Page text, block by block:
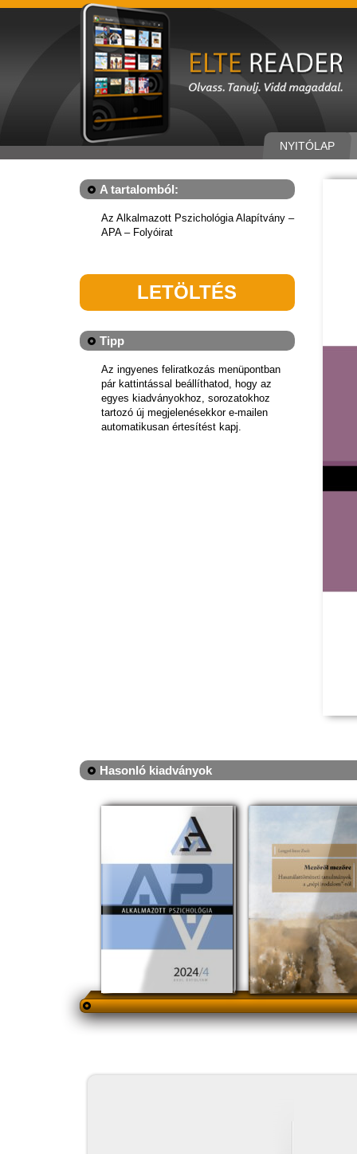
NYITÓLAP
A tartalomból:
Az Alkalmazott Pszichológia Alapítvány –
APA – Folyóirat
LETÖLTÉS
Tipp
Az ingyenes feliratkozás menüpontban
pár kattintással beállíthatod, hogy az
egyes kiadványokhoz, sorozatokhoz
tartozó új megjelenésekkor e-mailen
automatikusan értesítést kapj.
Hasonló kiadványok